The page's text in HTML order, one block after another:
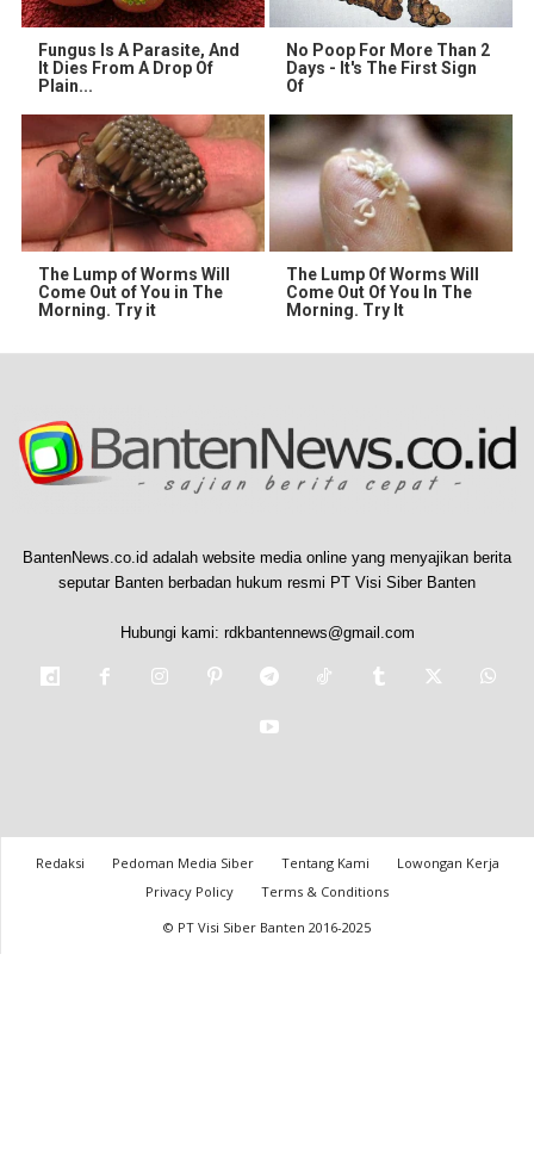
Fungus Is A Parasite, And
It Dies From A Drop Of
Plain...
No Poop For More Than 2
Days - It's The First Sign
Of
The Lump of Worms Will
Come Out of You in The
Morning. Try it
The Lump Of Worms Will
Come Out Of You In The
Morning. Try It
BantenNews.co.id adalah website media online yang menyajikan berita
seputar Banten berbadan hukum resmi PT Visi Siber Banten
Hubungi kami: rdkbantennews@gmail.com
Redaksi Pedoman Media Siber Tentang Kami
Lowongan Kerja
Privacy Policy
Terms & Conditions
© PT Visi Siber Banten 2016-2025